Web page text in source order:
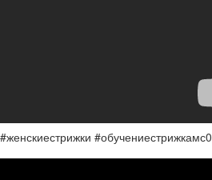
#обучениестрижкамс0